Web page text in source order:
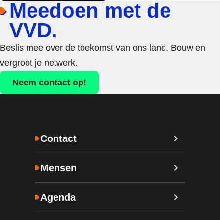
Meedoen met de
VVD.
Beslis mee over de toekomst van ons land. Bouw en
vergroot je netwerk.
Neem contact op!
Contact
Mensen
Agenda